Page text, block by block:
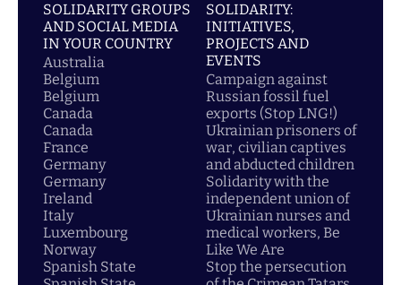
SOLIDARITY GROUPS
AND SOCIAL MEDIA
IN YOUR COUNTRY
Australia
Belgium
Belgium
Canada
Canada
France
Germany
Germany
Ireland
Italy
Luxembourg
Norway
Spanish State
SOLIDARITY:
INITIATIVES,
PROJECTS AND
EVENTS
Campaign against
Russian fossil fuel
exports (Stop LNG!)
Ukrainian prisoners of
war, civilian captives
and abducted children
Solidarity with the
independent union of
Ukrainian nurses and
medical workers, Be
Like We Are
Stop the persecution